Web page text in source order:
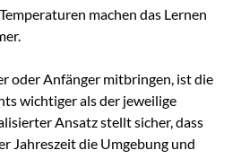
machen das Lernen
oder Anfänger mitbringen, ist die
wichtiger als der jeweilige
Ansatz stellt sicher, dass
Jahreszeit die Umgebung und